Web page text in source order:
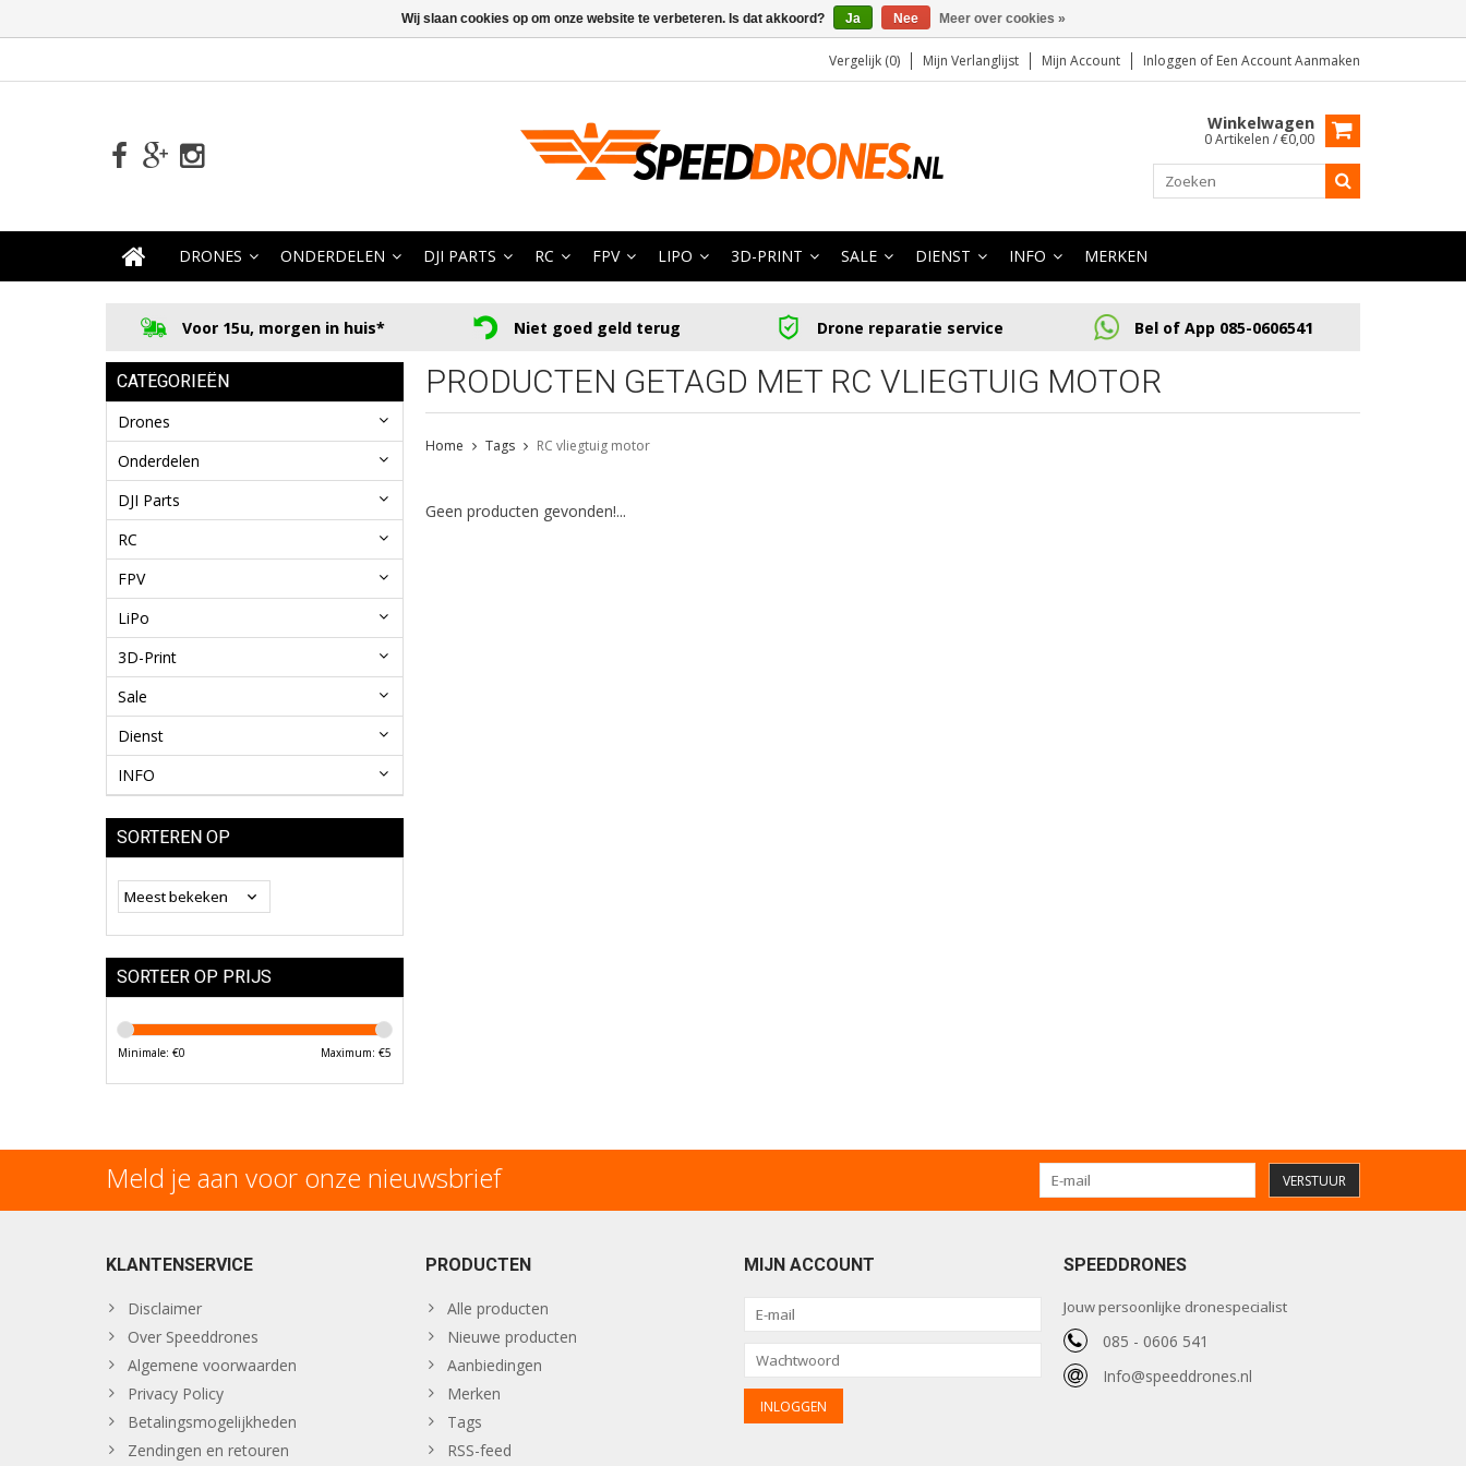
Vergelijk (0) Mijn Verlanglijst Mijn Account Inloggen of Een Account Aanmaken
Winkelwagen
0 Artikelen / €0,00
DRONES ONDERDELEN DJI PARTS RC FPV LIPO 3D-PRINT SALE DIENST INFO MERKEN
Voor 15u, morgen in huis* Niet goed geld terug Drone reparatie service Bel of App 085-0606541
CATEGORIEËN
Drones
Onderdelen
DJI Parts
RC
FPV
LiPo
3D-Print
Sale
Dienst
INFO
SORTEREN OP
SORTEER OP PRIJS
Minimale: €0 Maximum: €5
PRODUCTEN GETAGD MET RC VLIEGTUIG MOTOR
Home Tags RC vliegtuig motor
Geen producten gevonden!...
Meld je aan voor onze nieuwsbrief VERSTUUR
KLANTENSERVICE
Disclaimer
Over Speeddrones
Algemene voorwaarden
Privacy Policy
Betalingsmogelijkheden
Zendingen en retouren
PRODUCTEN
Alle producten
Nieuwe producten
Aanbiedingen
Merken
Tags
RSS-feed
MIJN ACCOUNT SPEEDDRONES
Jouw persoonlijke dronespecialist
085 - 0606 541
Info@speeddrones.nl
Wij slaan cookies op om onze website te verbeteren. Is dat akkoord? Ja Nee Meer over cookies »